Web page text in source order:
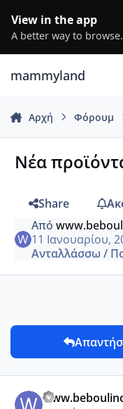
View in the app
A better way to browse.
mammyland
Αρχή Φόρουμ
Νέα
Share
Από
11 Ιανουαρίου,
Ανταλλάσσω /